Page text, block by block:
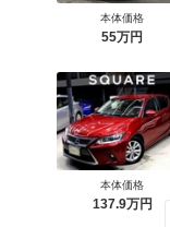
本体価格
55万円
本体価格
137.9万円